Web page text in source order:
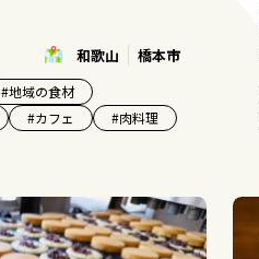
和歌山 橋本市
#地域の食材
#カフェ #肉料理